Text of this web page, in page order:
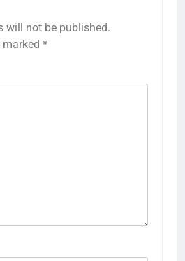
will not be published.
marked *